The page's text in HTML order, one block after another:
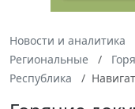
Новости и аналитика
Региональные
Республика